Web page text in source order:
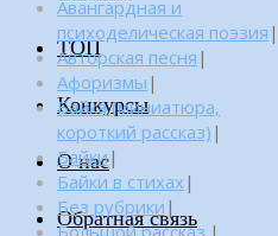
ТОП
Конкурсы
О нас
Обратная связь
Авангардная и
психоделическая поэзия |
Авторская песня |
Афоризмы |
Байка (миниатюра,
короткий рассказ) |
Байки|
Байки в стихах |
Без рубрики |
Большой рассказ. |